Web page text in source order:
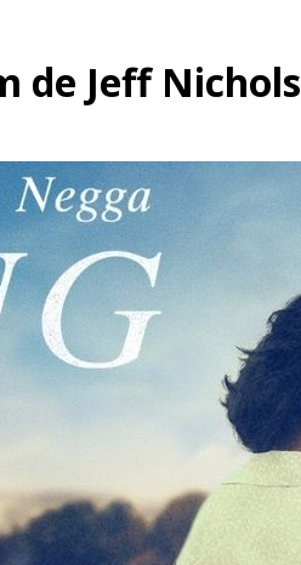
de Jeff Nichols